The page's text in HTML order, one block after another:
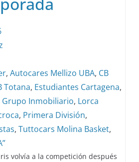
,Autocares Mellizo UBA, CB
Totana, Estudiantes Cartagena,
Grupo Inmobiliario, Lorca
, Primera División,
,Tuttocars Molina Basket,
volvía a la competición después